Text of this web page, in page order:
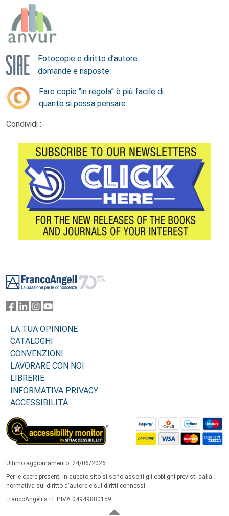
Fotocopie e diritto d’autore:
domande e risposte
Fare copie “in regola” è più facile di
quanto si possa pensare
Condividi :
LA TUA OPINIONE
CATALOGHI
CONVENZIONI
LAVORARE CON NOI
LIBRERIE
INFORMATIVA PRIVACY
ACCESSIBILITÁ
Ultimo aggiornamento: 24/06/2026
Per le opere presenti in questo sito si sono assolti gli obblighi previsti dalla
normativa sul diritto d'autore e sui diritti connessi.
FrancoAngeli s.r.l. P.IVA 04949880159